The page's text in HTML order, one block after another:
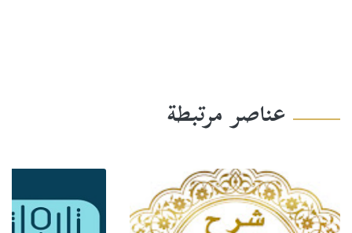
عناصر مرتبطة